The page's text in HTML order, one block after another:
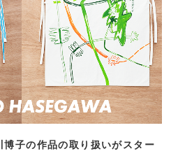
博子の作品の取り扱いがスター